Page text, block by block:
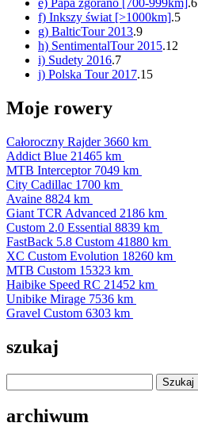
e) Papa zgorano [700-999km].6
f) Inkszy świat [>1000km].5
g) BalticTour 2013.9
h) SentimentalTour 2015.12
i) Sudety 2016.7
j) Polska Tour 2017.15
Moje rowery
Całoroczny Rajder3660 km
Addict Blue 21465 km
MTB Interceptor 7049 km
City Cadillac 1700 km
Avaine 8824 km
Giant TCR Advanced 2186 km
Custom 2.0 Essential 8839 km
FastBack 5.8 Custom 41880 km
XC Custom Evolution 18260 km
MTB Custom 15323 km
Haibike Speed RC 21452 km
Unibike Mirage 7536 km
Gravel Custom 6303 km
szukaj
archiwum